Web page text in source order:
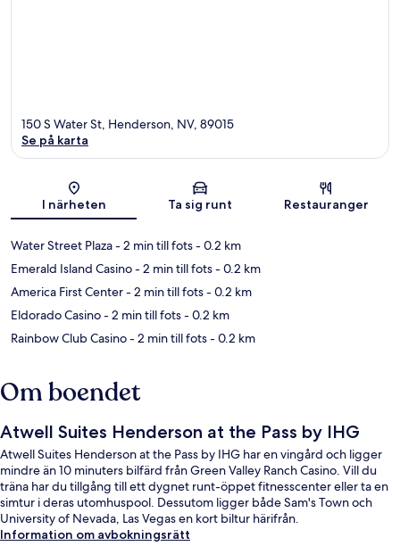
Karta
150 S Water St, Henderson, NV, 89015
Se på karta
I närheten Ta sig runt Restauranger
Water Street Plaza- 2 min till fots- 0.2 km
Emerald Island Casino- 2 min till fots- 0.2 km
America First Center- 2 min till fots- 0.2 km
Eldorado Casino- 2 min till fots- 0.2 km
Rainbow Club Casino- 2 min till fots- 0.2 km
Om boendet
Atwell Suites Henderson at the Pass by IHG
Atwell Suites Henderson at the Pass by IHG har en vingård och ligger
mindre än 10 minuters bilfärd från Green Valley Ranch Casino. Vill du
träna har du tillgång till ett dygnet runt-öppet fitnesscenter eller ta en
simtur i deras utomhuspool. Dessutom ligger både Sam's Town och
University of Nevada, Las Vegas en kort biltur härifrån.
Information om avbokningsrätt